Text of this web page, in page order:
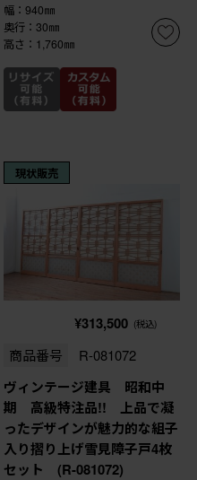
幅：940㎜
奥行：30㎜
高さ：1,760㎜
現状販売
¥313,500 (税込)
商品番号 R-081072
ヴィンテージ建具 昭和中
期 高級特注品!! 上品で凝
ったデザインが魅力的な組子
入り摺り上げ雪見障子戸4枚
セット (R-081072)